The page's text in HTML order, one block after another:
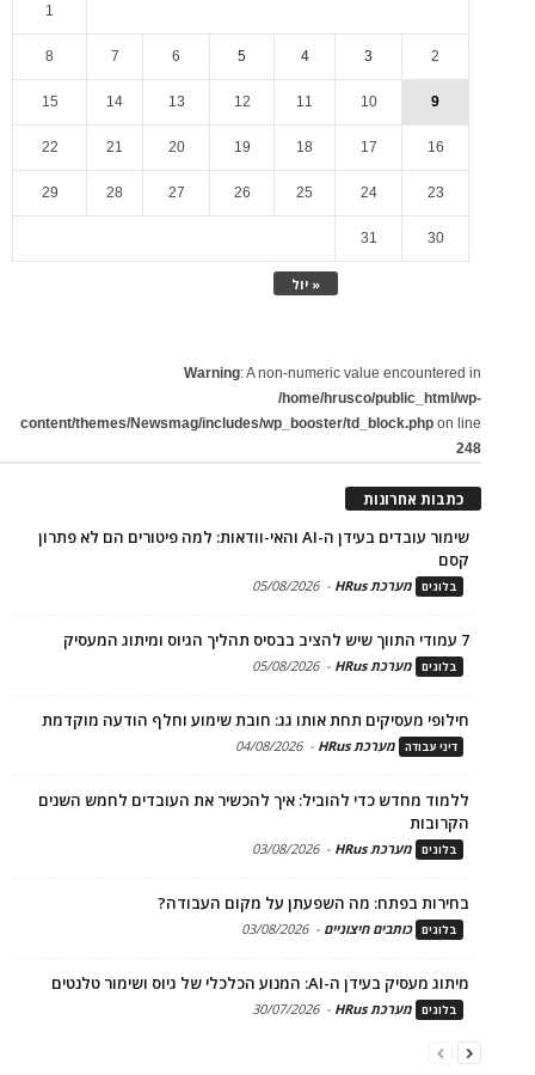
« יול
1
2
3
4
5
6
7
8
9
10
11
12
13
14
15
16
17
18
19
20
21
22
23
24
25
26
27
28
29
30
31
Warning: A non-numeric value encountered in
/home/hrusco/public_html/wp-
content/themes/Newsmag/includes/wp_booster/td_block.php on line
248
כתבות אחרונות
שימור עובדים בעידן ה-AI והאי-וודאות: למה פיטורים הם לא פתרון
קסם
בלוגים מערכת HRus -
05/08/2026
7 עמודי התווך שיש להציב בבסיס תהליך הגיוס ומיתוג המעסיק
בלוגים מערכת HRus -
05/08/2026
חילופי מעסיקים תחת אותו גג: חובת שימוע וחלף הודעה מוקדמת
דיני עבודה מערכת HRus -
04/08/2026
ללמוד מחדש כדי להוביל: איך להכשיר את העובדים לחמש השנים
הקרובות
בלוגים מערכת HRus -
03/08/2026
בחירות בפתח: מה השפעתן על מקום העבודה?
בלוגים כותבים חיצוניים -
03/08/2026
מיתוג מעסיק בעידן ה-AI: המנוע הכלכלי של גיוס ושימור טלנטים
בלוגים מערכת HRus -
30/07/2026